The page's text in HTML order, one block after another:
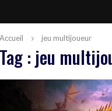
Accueil jeu multijoueur
Tag : jeu